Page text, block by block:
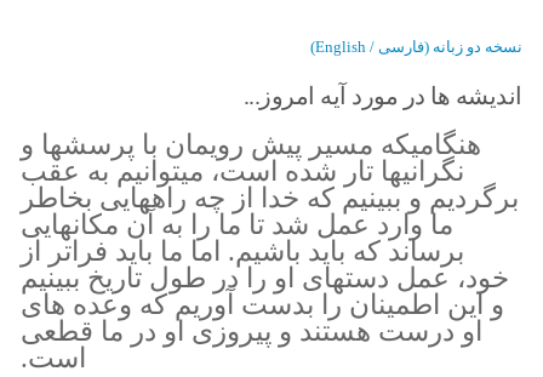
نسخه دو زبانه (فارسی / English)
اندیشه ها در مورد آیه امروز...
هنگاميكه مسير پيش رويمان با پرسشها و
نگرانيها تار شده است، ميتوانيم به عقب
برگرديم و ببينيم كه خدا از چه راههايى بخاطر
ما وارد عمل شد تا ما را به آن مكانهايى
برساند كه بايد باشيم. اما ما باید فراتر از
خود، عمل دستهای او را در طول تاریخ ببینیم
و این اطمینان را بدست آوریم که وعده های
او درست هستند و پیروزی او در ما قطعی
است.